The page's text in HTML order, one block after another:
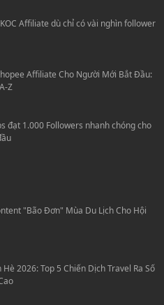
Affiliate dù chỉ có vài nghìn follower
Affiliate Cho Người Mới Bắt Đầu:
Z
đạt 1.000 Followers nhanh chóng cho
"Bão Đơn" Mùa Du Lịch Cho Hội
2026: Top 5 Chiến Dịch Travel Ra Số